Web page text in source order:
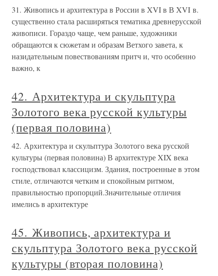
31. Живопись и архитектура в России в XVI в В XVI в.
существенно стала расширяться тематика древнерусской
живописи. Гораздо чаще, чем раньше, художники
обращаются к сюжетам и образам Ветхого завета, к
назидательным повествованиям притч и, что особенно
важно, к
42. Архитектура и скульптура
Золотого века русской культуры
(первая половина)
42. Архитектура и скульптура Золотого века русской
культуры (первая половина) В архитектуре XIX века
господствовал классицизм. Здания, построенные в этом
стиле, отличаются четким и спокойным ритмом,
правильностью пропорций.Значительные отличия
имелись в архитектуре
45. Живопись, архитектура и
скульптура Золотого века русской
культуры (вторая половина)